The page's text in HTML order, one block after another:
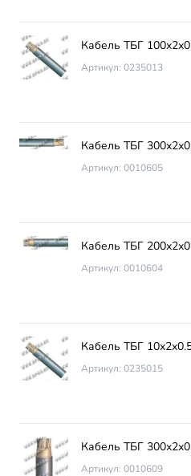
Кабель ТБГ
Артикул: 0235013
Кабель ТБГ
Артикул: 0010605
Кабель ТБГ
Артикул: 0010604
Кабель ТБГ
Артикул: 0235015
Кабель ТБГ
Артикул: 0010609